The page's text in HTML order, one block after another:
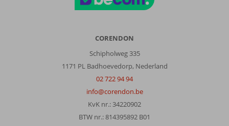
CORENDON
Schipholweg 335
1171 PL Badhoevedorp, Nederland
02 722 94 94
info@corendon.be
KvK nr.: 34220902
BTW nr.: 814395892 B01